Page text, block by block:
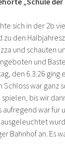
sich in der 2b
zu den
und schauten
und
den 6.3.26
Schloss war
bis wir
aufregend war
Bahnhof an. Es